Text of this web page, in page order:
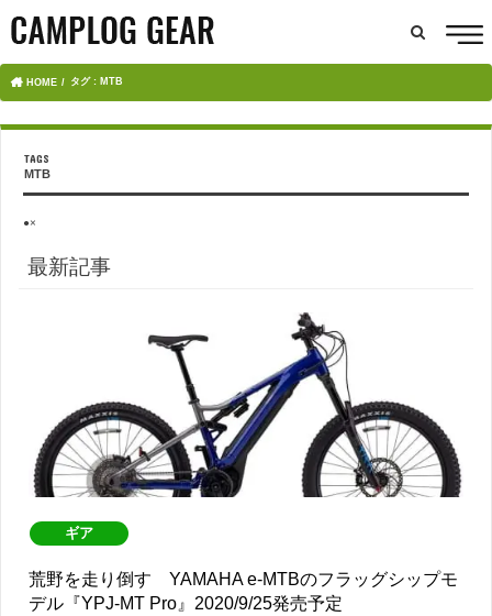
HOME タグ : MTB
MTB
●×
最新記事
ギア
荒野を走り倒す YAMAHA e-MTBのフラッグシップモ
デル『YPJ-MT Pro』2020/9/25発売予定